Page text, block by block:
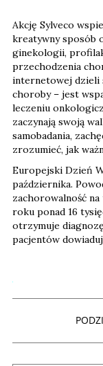
Akcję Sylveco
kreatywny sposób
ginekologii,
przechodzenia
internetowej dzieli
choroby – jest
leczeniu
zaczynają swoją
samobadania,
zrozumieć, jak
Europejski Dzień
października.
zachorowalność
roku ponad 16
otrzymuje
pacjentów